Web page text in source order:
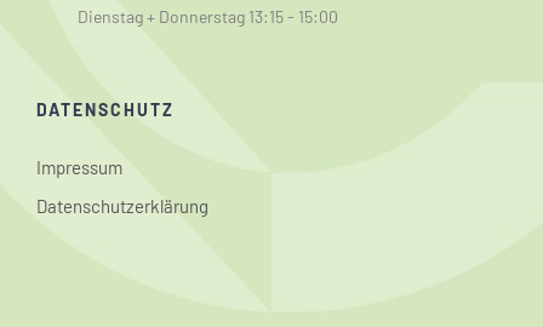
Dienstag + Donnerstag 13:15 - 15:00
DATENSCHUTZ
Impressum
Datenschutzerklärung